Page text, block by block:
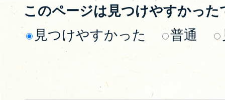
このページは見つけやすかった
見つけやすかった
普通